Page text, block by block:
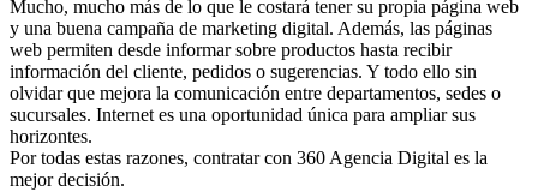
Mucho, mucho más de lo que le costará tener su propia página web
y una buena campaña de marketing digital. Además, las páginas
web permiten desde informar sobre productos hasta recibir
información del cliente, pedidos o sugerencias. Y todo ello sin
olvidar que mejora la comunicación entre departamentos, sedes o
sucursales. Internet es una oportunidad única para ampliar sus
horizontes.
Por todas estas razones, contratar con 360 Agencia Digital es la
mejor decisión.